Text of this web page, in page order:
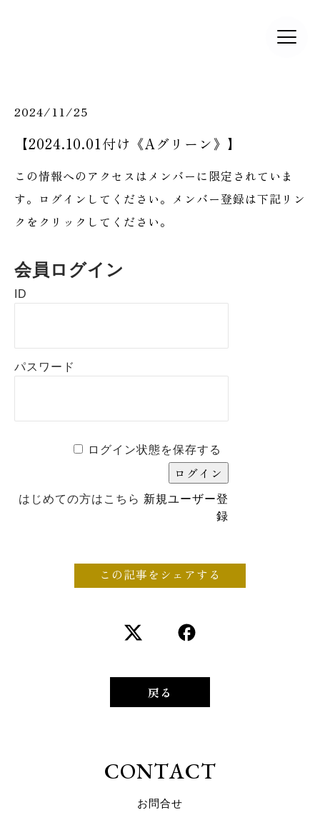
2024/11/25
【2024.10.01付け《Aグリーン》】
この情報へのアクセスはメンバーに限定されていま
す。ログインしてください。メンバー登録は下記リン
クをクリックしてください。
会員ログイン
ID
パスワード
ログイン状態を保存する
はじめての方はこちら 新規ユーザー登
録
この記事をシェアする
戻る
CONTACT
お問合せ